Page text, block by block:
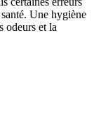
Une hygiène
odeurs et la